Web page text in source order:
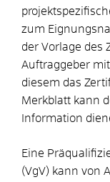
zum
der Vorlage des
Auftraggeber
diesem das
Merkblatt kann
Information
Eine
(VgV) kann von